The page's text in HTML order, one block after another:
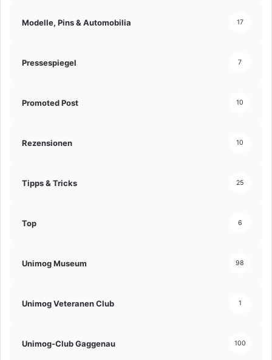
Modelle, Pins & Automobilia 17
Pressespiegel 7
Promoted Post 10
Rezensionen 10
Tipps & Tricks 25
Top 6
Unimog Museum 98
Unimog Veteranen Club 1
Unimog-Club Gaggenau 100